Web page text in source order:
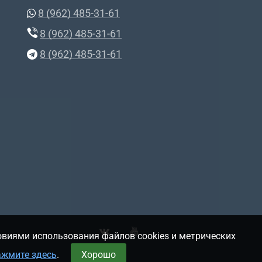
8 (962) 485-31-61
8 (962) 485-31-61
8 (962) 485-31-61
использования файлов cookies и метрических
здесь. Хорошо